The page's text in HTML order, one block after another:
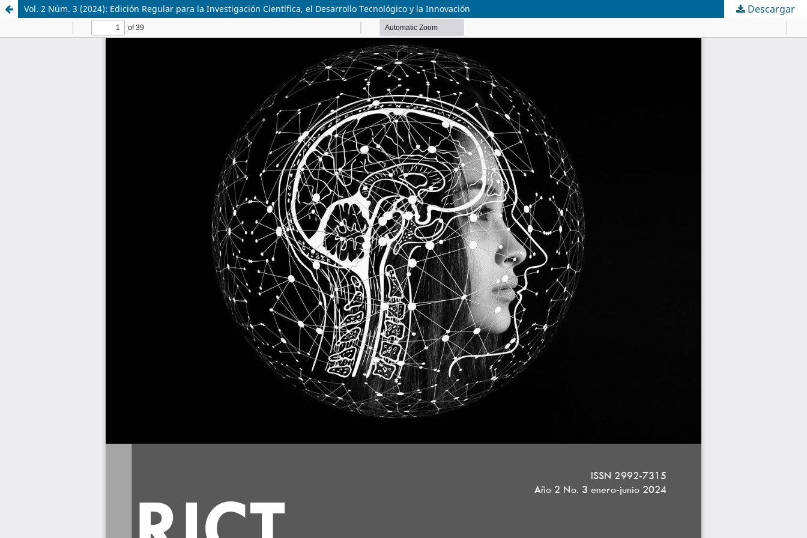
Vol. 2 Núm. 3 (2024): Edición Regular para la Investigación Científica, el Desarrollo Tecnológico y la Innovación Descargar